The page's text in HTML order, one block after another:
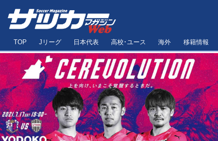
TOP Jリーグ 日本代表 高校･ユース 海外 移籍情報